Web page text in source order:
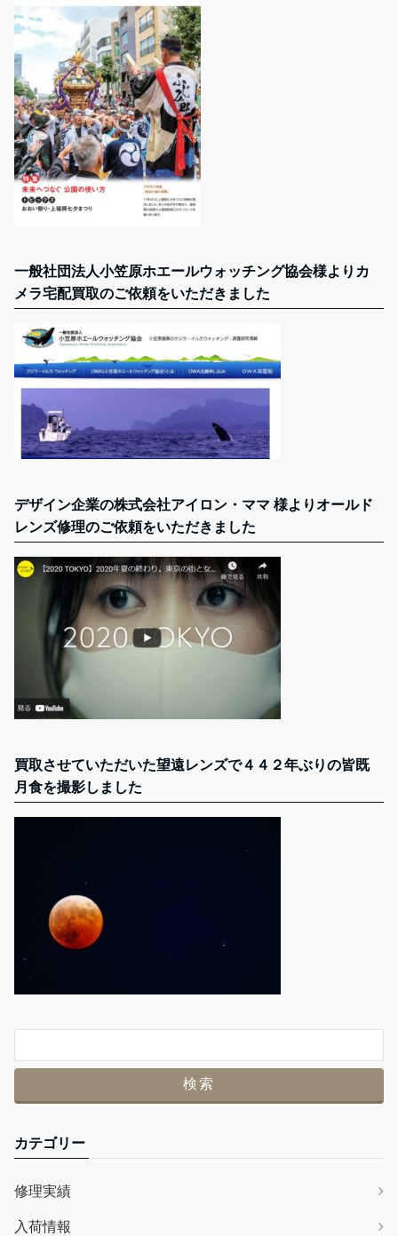
一般社団法人小笠原ホエールウォッチング協会様よりカ
メラ宅配買取のご依頼をいただきました
デザイン企業の株式会社アイロン・ママ 様よりオールド
レンズ修理のご依頼をいただきました
買取させていただいた望遠レンズで４４２年ぶりの皆既
月食を撮影しました
カテゴリー
修理実績
入荷情報